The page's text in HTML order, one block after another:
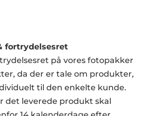
fortrydelsesret
på vores fotopakker
da der er tale om produkter,
til den enkelte kunde.
det leverede produkt skal